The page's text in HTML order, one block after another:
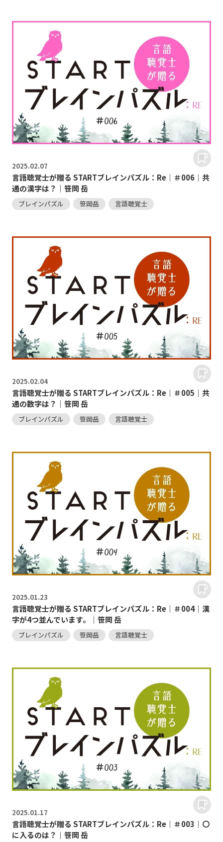
2025.02.07
言語聴覚士が贈る STARTブレインパズル：Re｜＃006｜共
通の漢字は？｜笹岡 岳
ブレインパズル 笹岡岳 言語聴覚士
2025.02.04
言語聴覚士が贈る STARTブレインパズル：Re｜＃005｜共
通の数字は？｜笹岡 岳
ブレインパズル 笹岡岳 言語聴覚士
2025.01.23
言語聴覚士が贈る STARTブレインパズル：Re｜＃004｜漢
字が4つ並んでいます。｜笹岡 岳
ブレインパズル 笹岡岳 言語聴覚士
2025.01.17
言語聴覚士が贈る STARTブレインパズル：Re｜＃003｜〇
に入るのは？｜笹岡 岳